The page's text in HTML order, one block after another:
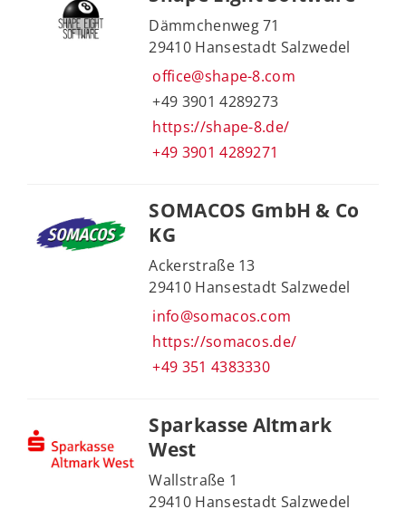
Dämmchenweg 71
29410 Hansestadt Salzwedel
office@shape-8.com
+49 3901 4289273
https://shape-8.de/
+49 3901 4289271
SOMACOS GmbH & Co
KG
Ackerstraße 13
29410 Hansestadt Salzwedel
info@somacos.com
https://somacos.de/
+49 351 4383330
Sparkasse Altmark
West
Wallstraße 1
29410 Hansestadt Salzwedel